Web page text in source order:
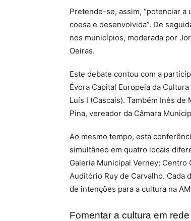
Pretende-se, assim, “potenciar a
coesa e desenvolvida”. De
nos municípios, moderada por
Oeiras.
Este debate contou com a
Évora Capital Europeia da
Luís I (Cascais). Também Inês
Pina, vereador da Câmara
Ao mesmo tempo, esta
simultâneo em quatro locais
Galeria Municipal Verney;
Auditório Ruy de Carvalho. Cada
de intenções para a cultura na
Fomentar a cultura em rede